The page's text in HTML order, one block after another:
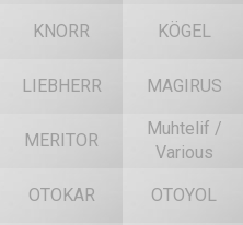
KNORR KÖGEL
LIEBHERR MAGIRUS
MERITOR
Muhtelif /
Various
OTOKAR OTOYOL